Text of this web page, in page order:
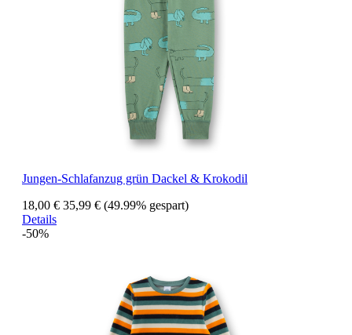
Jungen-Schlafanzug grün Dackel & Krokodil
18,00 € 35,99 € (49.99% gespart)
Details
-50%